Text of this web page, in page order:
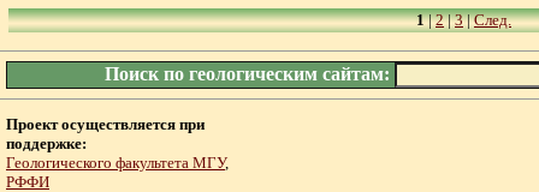
1|2|3|След.
Поиск по геологическим сайтам:
Проект осуществляется при
поддержке:
Геологического факультета МГУ,
РФФИ